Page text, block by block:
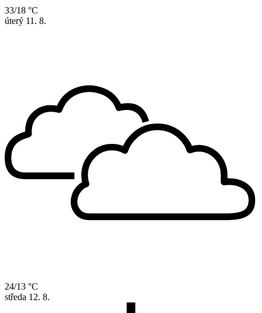
33/18 °C
úterý 11. 8.
24/13 °C
středa 12. 8.